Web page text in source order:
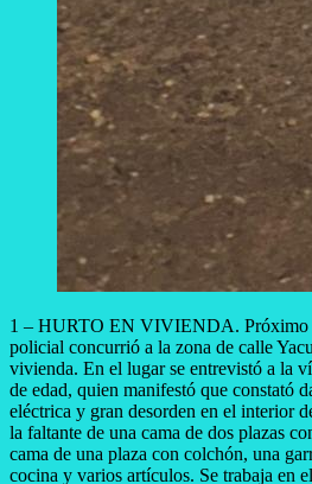
1 – HURTO EN VIVIENDA. Próximo
policial concurrió a la zona de calle
vivienda. En el lugar se entrevistó a la
de edad, quien manifestó que constató
eléctrica y gran desorden en el interior
la faltante de una cama de dos plazas
cama de una plaza con colchón, una
cocina y varios artículos. Se trabaja en